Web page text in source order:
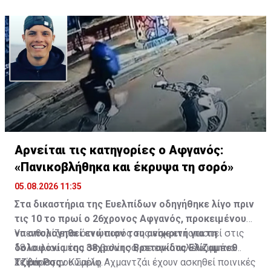
Αρνείται τις κατηγορίες ο Αφγανός:
«Πανικοβλήθηκα και έκρυψα τη σορό»
05.08.2026 11:35
Στα δικαστήρια της Ευελπίδων οδηγήθηκε λίγο πριν
τις 10 το πρωί ο 26χρονος Αφγανός, προκειμένου
να απολογηθεί ενώπιον του ανακριτή για τη
δολοφονία της 38χρονης Βρετανίδας Ελίζαμπεθ
Τζέιν Ρος.
Υπενθυμίζεται ότι η σορός της είχε εντοπιστεί στις
18 Ιουλίου μέσα σε βαλίτσα, σε εγκαταλελειμμένο
κτίριο στην Κυψέλη.
Σε βάρος του Σαρίφ Αχμαντζάι έχουν ασκηθεί ποινικές